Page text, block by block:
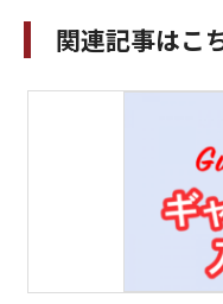
関連記事はこ